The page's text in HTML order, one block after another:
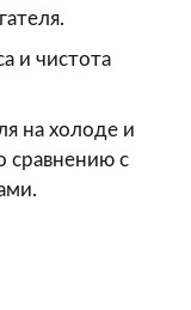
и чистота
на холоде и
сравнению с